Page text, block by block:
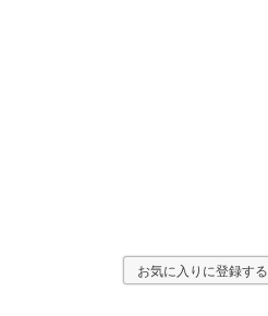
お気に入りに登録する